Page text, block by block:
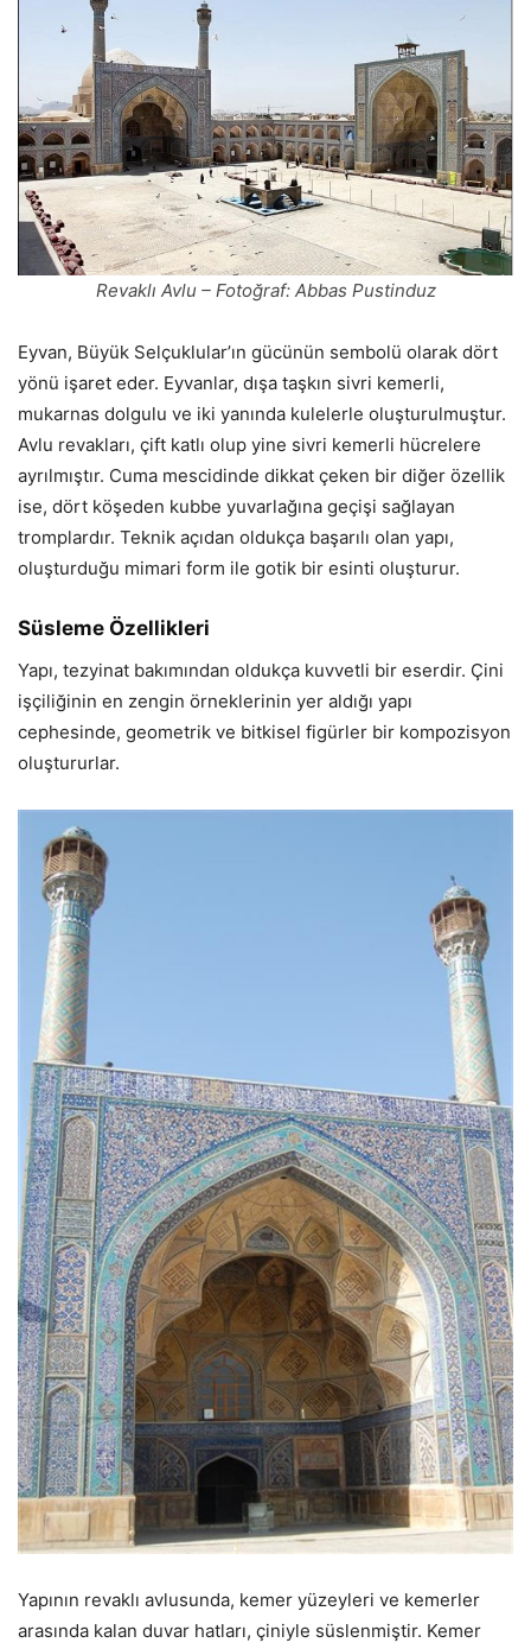
Revaklı Avlu – Fotoğraf: Abbas Pustinduz
Eyvan, Büyük Selçuklular’ın gücünün sembolü olarak dört
yönü işaret eder. Eyvanlar, dışa taşkın sivri kemerli,
mukarnas dolgulu ve iki yanında kulelerle oluşturulmuştur.
Avlu revakları, çift katlı olup yine sivri kemerli hücrelere
ayrılmıştır. Cuma mescidinde dikkat çeken bir diğer özellik
ise, dört köşeden kubbe yuvarlağına geçişi sağlayan
tromplardır. Teknik açıdan oldukça başarılı olan yapı,
oluşturduğu mimari form ile gotik bir esinti oluşturur.
Süsleme Özellikleri
Yapı, tezyinat bakımından oldukça kuvvetli bir eserdir. Çini
işçiliğinin en zengin örneklerinin yer aldığı yapı
cephesinde, geometrik ve bitkisel figürler bir kompozisyon
oluştururlar.
Yapının revaklı avlusunda, kemer yüzeyleri ve kemerler
arasında kalan duvar hatları, çiniyle süslenmiştir. Kemer